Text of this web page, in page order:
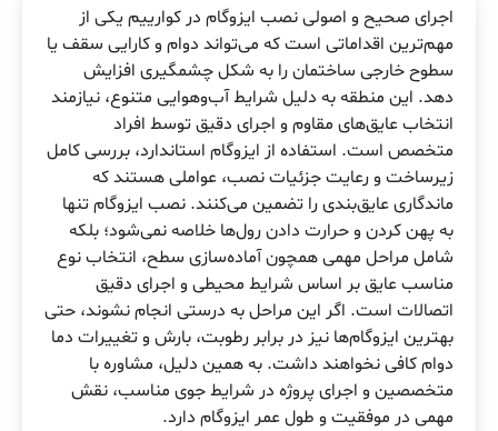
اجرای صحیح و اصولی نصب ایزوگام در کوارییم یکی از
مهم‌ترین اقداماتی است که می‌تواند دوام و کارایی سقف یا
سطوح خارجی ساختمان را به شکل چشمگیری افزایش
دهد. این منطقه به دلیل شرایط آب‌وهوایی متنوع، نیازمند
انتخاب عایق‌های مقاوم و اجرای دقیق توسط افراد
متخصص است. استفاده از ایزوگام استاندارد، بررسی کامل
زیرساخت و رعایت جزئیات نصب، عواملی هستند که
ماندگاری عایق‌بندی را تضمین می‌کنند. نصب ایزوگام تنها
به پهن کردن و حرارت دادن رول‌ها خلاصه نمی‌شود؛ بلکه
شامل مراحل مهمی همچون آماده‌سازی سطح، انتخاب نوع
مناسب عایق بر اساس شرایط محیطی و اجرای دقیق
اتصالات است. اگر این مراحل به درستی انجام نشوند، حتی
بهترین ایزوگام‌ها نیز در برابر رطوبت، بارش و تغییرات دما
دوام کافی نخواهند داشت. به همین دلیل، مشاوره با
متخصصین و اجرای پروژه در شرایط جوی مناسب، نقش
مهمی در موفقیت و طول عمر ایزوگام دارد.